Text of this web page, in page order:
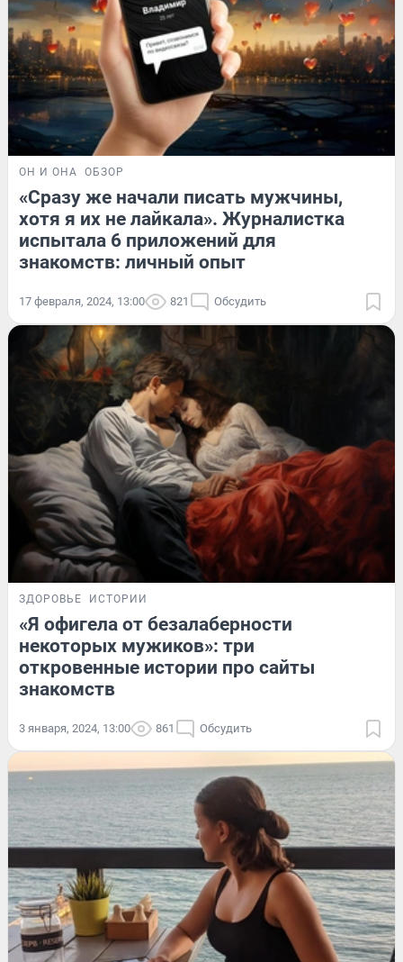
ОН И ОНА ОБЗОР
«Сразу же начали писать мужчины,
хотя я их не лайкала». Журналистка
испытала 6 приложений для
знакомств: личный опыт
17 февраля, 2024, 13:00 821 Обсудить
ЗДОРОВЬЕ ИСТОРИИ
«Я офигела от безалаберности
некоторых мужиков»: три
откровенные истории про сайты
знакомств
3 января, 2024, 13:00 861 Обсудить